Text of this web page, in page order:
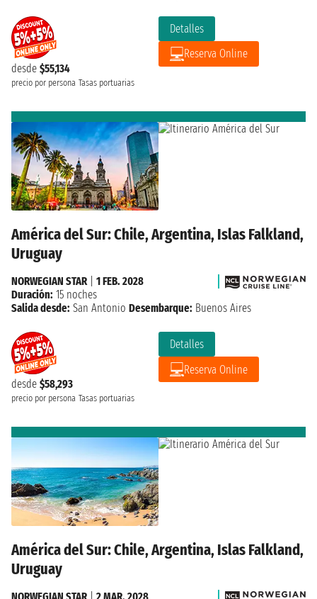
desde $55,134
precio por persona Tasas portuarias
Detalles
Reserva Online
América del Sur: Chile, Argentina, Islas Falkland,
Uruguay
desde $58,293
precio por persona Tasas portuarias
Detalles
Reserva Online
NORWEGIAN STAR| 1 FEB. 2028
Duración: 15 noches
Salida desde: San Antonio Desembarque: Buenos Aires
América del Sur: Chile, Argentina, Islas Falkland,
Uruguay